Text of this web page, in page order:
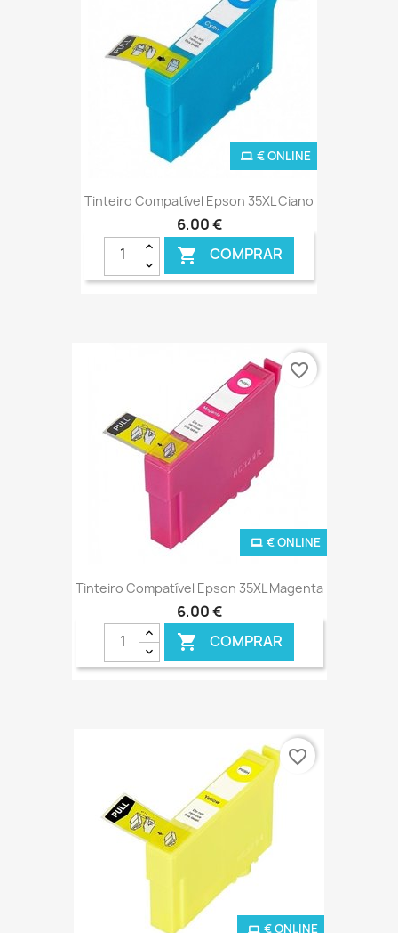
Tinteiro Compatível Epson 35XL Ciano
6,00 €
 COMPRAR
€ ONLINE
Tinteiro Compatível Epson 35XL Magenta
6,00 €
 COMPRAR
€ ONLINE
favorite_border
€ ONLINE
favorite_border